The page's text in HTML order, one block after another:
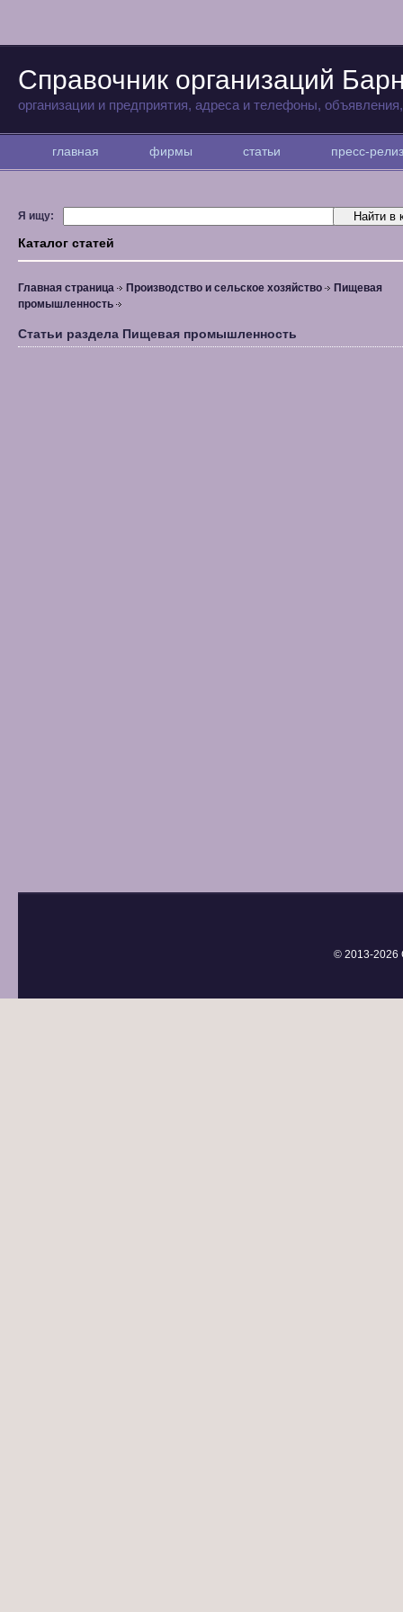
Справочник организаций
организации и предприятия, адреса и телефоны,
главная фирмы статьи пресс-
Я ищу:
Каталог статей
Главная страница Производство и сельское хозяйство
Пищевая
промышленность
Статьи раздела Пищевая промышленность
© 2013-2026